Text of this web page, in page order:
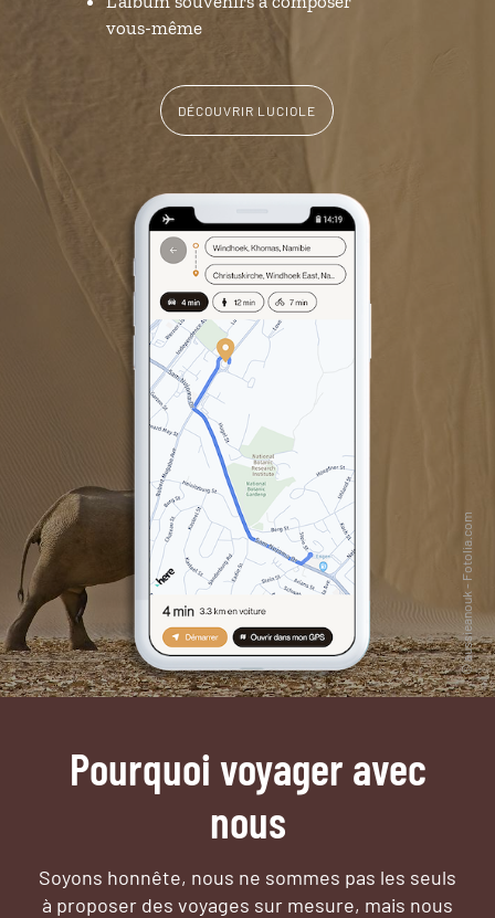
vous-même
DÉCOUVRIR LUCIOLE
Pourquoi voyager avec
nous
Soyons honnête, nous ne sommes pas les seuls
à proposer des voyages sur mesure, mais nous